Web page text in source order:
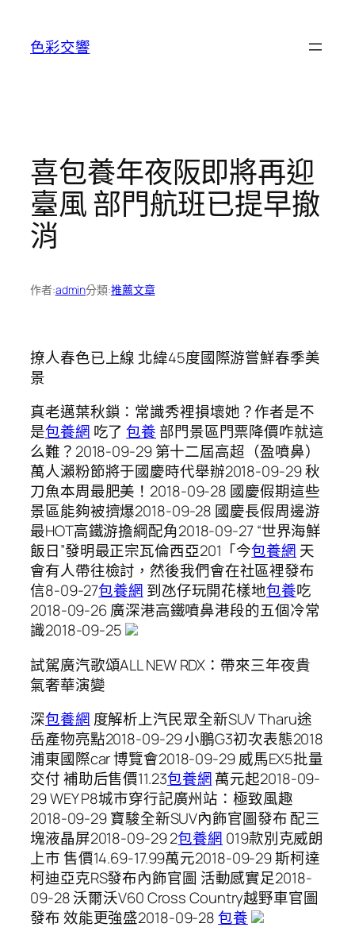
色彩交響
喜包養年夜阪即將再迎
臺風 部門航班已提早撤
消
作者:admin分類:推薦文章
撩人春色已上線 北緯45度國際游嘗鮮春季美
景
真老邁葉秋鎖：常識秀裡損壞她？作者是不
是包養網 吃了包養 部門景區門票降價咋就這
么難？2018-09-29 第十二屆高超（盈噴鼻）
萬人瀨粉節將于國慶時代舉辦2018-09-29 秋
刀魚本周最肥美！2018-09-28 國慶假期這些
景區能夠被擠爆2018-09-28 國慶長假周邊游
最HOT高鐵游擔綱配角2018-09-27 “世界海鮮
飯日”發明最正宗瓦倫西亞201「今包養網 天
會有人帶往檢討，然後我們會在社區裡發布
信8-09-27包養網 到氹仔玩開花樣地包養吃
2018-09-26 廣深港高鐵噴鼻港段的五個冷常
識2018-09-25
試駕廣汽歌頌ALL NEW RDX：帶來三年夜貴
氣奢華演變
深包養網度解析上汽民眾全新SUV Tharu途
岳產物亮點2018-09-29 小鵬G3初次表態2018
浦東國際car 博覽會2018-09-29 威馬EX5批量
交付 補助后售價11.23包養網萬元起2018-09-
29 WEY P8城市穿行記廣州站：極致風趣
2018-09-29 寶駿全新SUV內飾官圖發布 配三
塊液晶屏2018-09-29 2包養網 019款別克威朗
上市 售價14.69-17.99萬元2018-09-29 斯柯達
柯迪亞克RS發布內飾官圖 活動感實足2018-
09-28 沃爾沃V60 Cross Country越野車官圖
發布 效能更強盛2018-09-28包養